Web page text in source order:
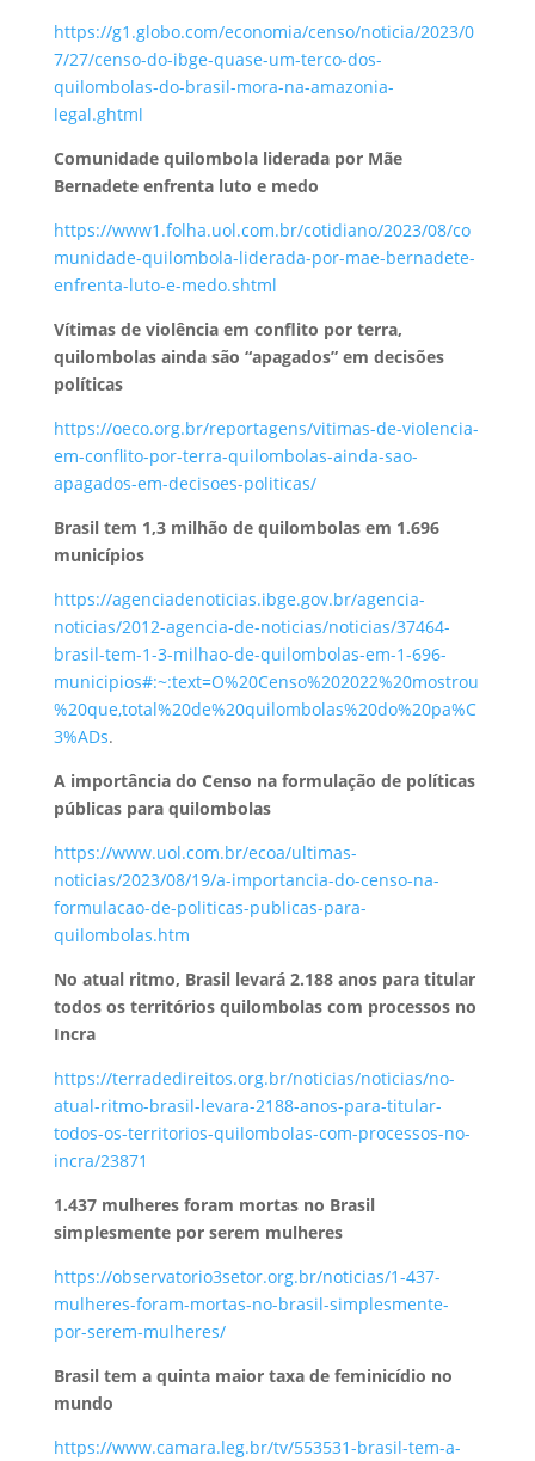
https://g1.globo.com/economia/censo/noticia/2023/0
7/27/censo-do-ibge-quase-um-terco-dos-
quilombolas-do-brasil-mora-na-amazonia-
legal.ghtml
Comunidade quilombola liderada por Mãe
Bernadete enfrenta luto e medo
https://www1.folha.uol.com.br/cotidiano/2023/08/co
munidade-quilombola-liderada-por-mae-bernadete-
enfrenta-luto-e-medo.shtml
Vítimas de violência em conflito por terra,
quilombolas ainda são “apagados” em decisões
políticas
https://oeco.org.br/reportagens/vitimas-de-violencia-
em-conflito-por-terra-quilombolas-ainda-sao-
apagados-em-decisoes-politicas/
Brasil tem 1,3 milhão de quilombolas em 1.696
municípios
https://agenciadenoticias.ibge.gov.br/agencia-
noticias/2012-agencia-de-noticias/noticias/37464-
brasil-tem-1-3-milhao-de-quilombolas-em-1-696-
municipios#:~:text=O%20Censo%202022%20mostrou
%20que,total%20de%20quilombolas%20do%20pa%C
3%ADs.
A importância do Censo na formulação de políticas
públicas para quilombolas
https://www.uol.com.br/ecoa/ultimas-
noticias/2023/08/19/a-importancia-do-censo-na-
formulacao-de-politicas-publicas-para-
quilombolas.htm
No atual ritmo, Brasil levará 2.188 anos para titular
todos os territórios quilombolas com processos no
Incra
https://terradedireitos.org.br/noticias/noticias/no-
atual-ritmo-brasil-levara-2188-anos-para-titular-
todos-os-territorios-quilombolas-com-processos-no-
incra/23871
1.437 mulheres foram mortas no Brasil
simplesmente por serem mulheres
https://observatorio3setor.org.br/noticias/1-437-
mulheres-foram-mortas-no-brasil-simplesmente-
por-serem-mulheres/
Brasil tem a quinta maior taxa de feminicídio no
mundo
https://www.camara.leg.br/tv/553531-brasil-tem-a-